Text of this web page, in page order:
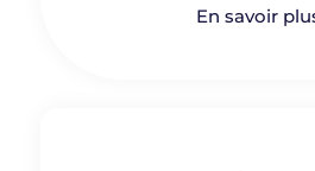
En savoir